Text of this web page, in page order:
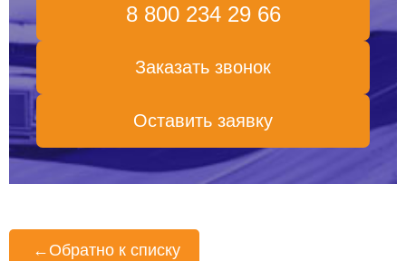
8 800 234 29 66
Заказать звонок
Оставить заявку
← Обратно к списку